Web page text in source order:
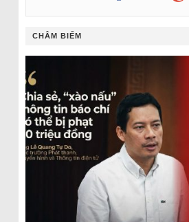
CHÂM BIẾM